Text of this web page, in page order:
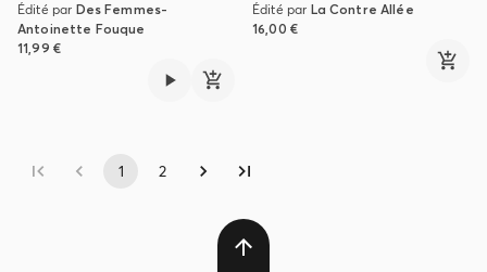
Édité par Des Femmes-
Antoinette Fouque
11,99 €
Édité par La Contre Allée
16,00 €
1 2